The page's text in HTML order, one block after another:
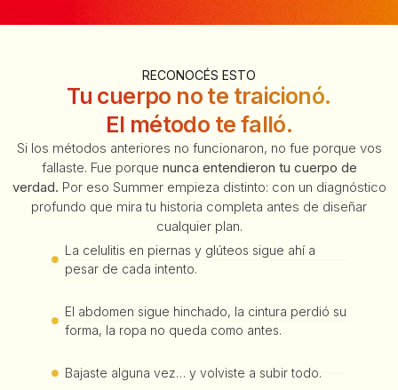
RECONOCÉS ESTO
Tu cuerpo no te traicionó.
El método te falló.
Si los métodos anteriores no funcionaron, no fue porque vos
fallaste. Fue porque nunca entendieron tu cuerpo de
verdad. Por eso Summer empieza distinto: con un diagnóstico
profundo que mira tu historia completa antes de diseñar
cualquier plan.
La celulitis en piernas y glúteos sigue ahí a
pesar de cada intento.
El abdomen sigue hinchado, la cintura perdió su
forma, la ropa no queda como antes.
Bajaste alguna vez… y volviste a subir todo.